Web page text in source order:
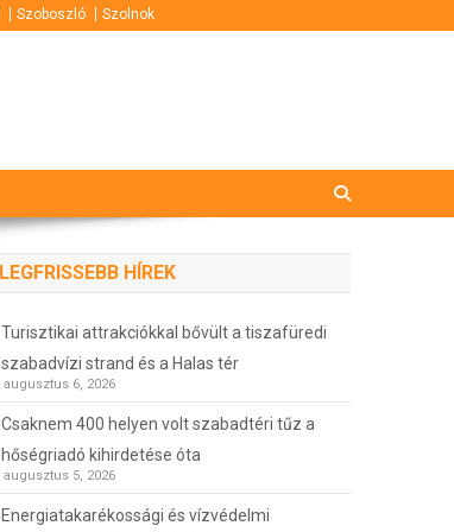
Szoboszló Szolnok
LEGFRISSEBB HÍREK
Turisztikai attrakciókkal bővült a tiszafüredi
szabadvízi strand és a Halas tér
augusztus 6, 2026
Csaknem 400 helyen volt szabadtéri tűz a
hőségriadó kihirdetése óta
augusztus 5, 2026
Energiatakarékossági és vízvédelmi